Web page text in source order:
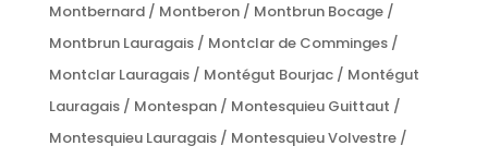
Montbernard / Montberon / Montbrun Bocage /
Montbrun Lauragais / Montclar de Comminges /
Montclar Lauragais / Montégut Bourjac / Montégut
Lauragais / Montespan / Montesquieu Guittaut /
Montesquieu Lauragais / Montesquieu Volvestre /